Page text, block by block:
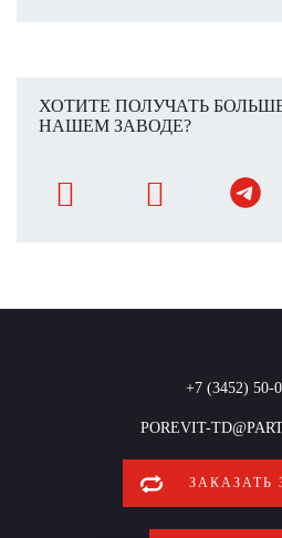
ХОТИТЕ ПОЛУЧАТЬ
НАШЕМ ЗАВОДЕ?
+7 (3452) 50-
POREVIT-
ЗАКАЗАТЬ